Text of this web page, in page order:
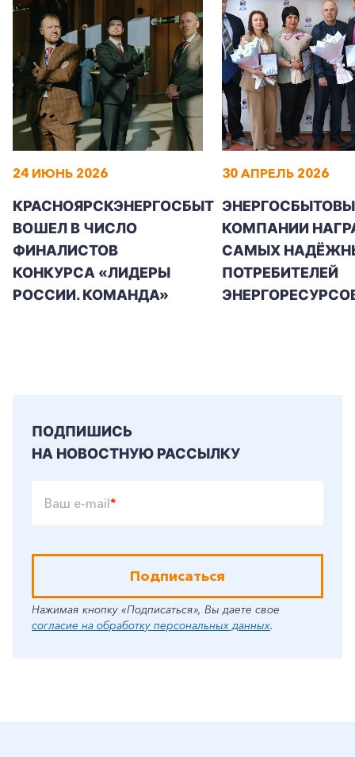
24 ИЮНЬ 2026
КРАСНОЯРСКЭНЕРГОСБЫТ
ВОШЕЛ В ЧИСЛО
ФИНАЛИСТОВ
КОНКУРСА «ЛИДЕРЫ
РОССИИ. КОМАНДА»
30 АПРЕЛЬ 2026
КОМПАНИИ
САМЫХ
ПОТРЕБИТЕЛЕЙ
ПОДПИШИСЬ
НА НОВОСТНУЮ РАССЫЛКУ
Ваш e-mail*
Подписаться
Нажимая кнопку «Подписаться», Вы даете свое
согласие на обработку персональных данных.